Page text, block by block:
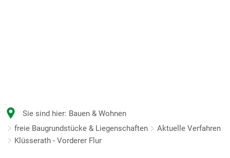
Sie sind hier: Bauen & Wohnen
freie Baugrundstücke & Liegenschaften
Aktuelle Verfahren
Klüsserath - Vorderer Flur